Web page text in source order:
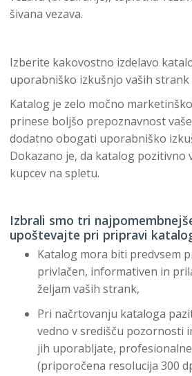
šivana vezava.
Izberite kakovostno izdelavo
uporabniško izkušnjo vaših strank
Katalog je zelo močno
prinese boljšo prepoznavnost
dodatno obogati uporabniško
Dokazano je, da katalog pozitivno
kupcev na spletu.
Izbrali smo tri
upoštevajte pri pripravi
Katalog mora biti predvsem
privlačen, informativen in
željam vaših strank,
Pri načrtovanju kataloga
vedno v središču pozornosti
jih uporabljate,
(priporočena resolucija 300